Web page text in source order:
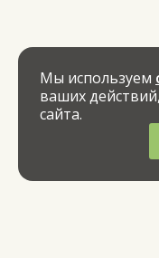
Мы используем
ваших
сайта.